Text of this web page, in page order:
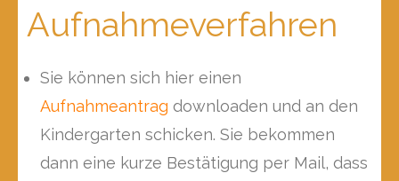
Aufnahmeverfahren
Sie können sich hier einen
Aufnahmeantrag downloaden und an den
Kindergarten schicken. Sie bekommen
dann eine kurze Bestätigung per Mail, dass